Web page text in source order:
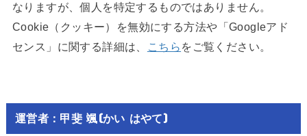
なりますが、個人を特定するものではありません。
Cookie（クッキー）を無効にする方法や「Googleアド
センス」に関する詳細は、
こちら をご覧ください。
運営者：甲斐 颯(かい はやて)